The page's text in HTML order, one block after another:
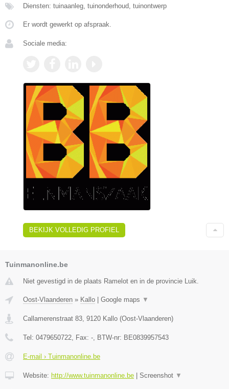
Diensten: tuinaanleg, tuinonderhoud, tuinontwerp
Er wordt gewerkt op afspraak.
Sociale media:
BEKIJK VOLLEDIG PROFIEL
Tuinmanonline.be
Niet gevestigd in de plaats Ramelot en in de provincie Luik.
Oost-Vlaanderen » Kallo Google maps ▼
Callamerenstraat 83 9120 Kallo (Oost-Vlaanderen)
Tel: 0479650722 , Fax: - , BTW-nr: BE0839957543
E-mail › Tuinmanonline.be
Website: http://www.tuinmanonline.be Screenshot ▼